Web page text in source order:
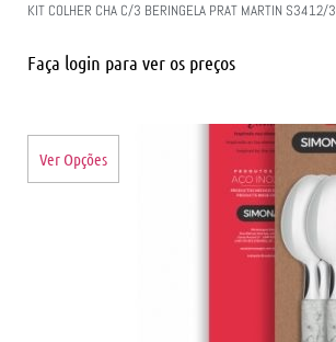
KIT COLHER CHA C/3 BERINGELA PRAT MARTIN S3412/3
Faça login para ver os preços
Ver Opções